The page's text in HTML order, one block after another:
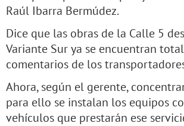
Raúl Ibarra Bermúdez.
Dice que las obras de la Calle 5
Variante Sur ya se encuentran
comentarios de los
Ahora, según el gerente,
para ello se instalan los equipos
vehículos que prestarán ese